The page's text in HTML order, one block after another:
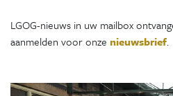
LGOG-nieuws in uw mailbox
aanmelden voor onze nieuwsbrief.